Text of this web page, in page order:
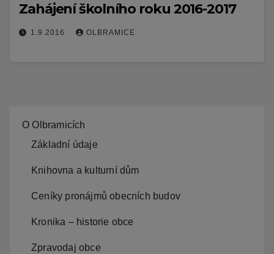
Zahájení školního roku 2016-2017
1.9.2016 OLBRAMICE
O Olbramicích
Základní údaje
Knihovna a kulturní dům
Ceníky pronájmů obecních budov
Kronika – historie obce
Zpravodaj obce